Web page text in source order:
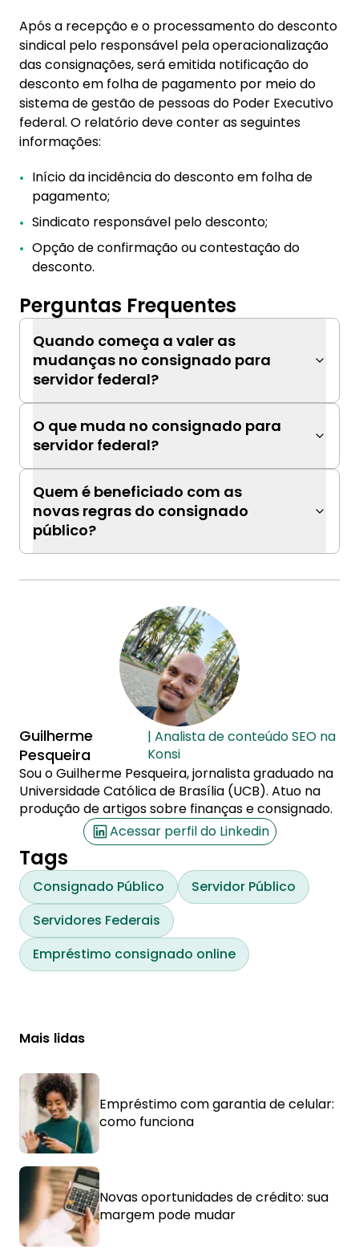
Após a recepção e o processamento do desconto
sindical pelo responsável pela operacionalização
das consignações, será emitida notificação do
desconto em folha de pagamento por meio do
sistema de gestão de pessoas do Poder Executivo
federal. O relatório deve conter as seguintes
informações:
Início da incidência do desconto em folha de
pagamento;
Sindicato responsável pelo desconto;
Opção de confirmação ou contestação do
desconto.
Perguntas Frequentes
Quando começa a valer as
mudanças no consignado para
servidor federal?
O que muda no consignado para
servidor federal?
Quem é beneficiado com as
novas regras do consignado
público?
Guilherme
Pesqueira
| Analista de conteúdo SEO na
Konsi
Sou o Guilherme Pesqueira, jornalista graduado na
Universidade Católica de Brasília (UCB). Atuo na
produção de artigos sobre finanças e consignado.
Acessar perfil do Linkedin
Tags
Consignado Público
Servidor Público
Servidores Federais
Empréstimo consignado online
Mais lidas
Empréstimo com garantia de celular:
como funciona
Novas oportunidades de crédito: sua
margem pode mudar